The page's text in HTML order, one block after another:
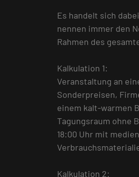
Es handelt sich
nennen immer den
Rahmen des
Kalkulation 1:
Veranstaltung an
Sonderpreisen,
einem kalt-warmen
Tagungsraum ohne
18:00 Uhr mit
Kalkulation 2: